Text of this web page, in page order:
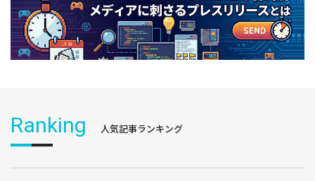
Ranking 人気記事ランキング